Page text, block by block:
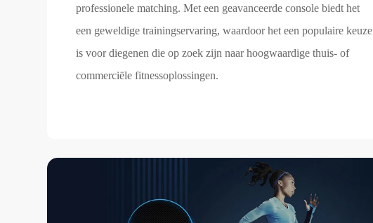
professionele matching. Met een geavanceerde console biedt het
een geweldige trainingservaring, waardoor het een populaire keuze
is voor diegenen die op zoek zijn naar hoogwaardige thuis- of
commerciële fitnessoplossingen.